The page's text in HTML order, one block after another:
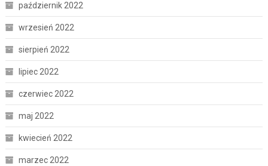
październik 2022
wrzesień 2022
sierpień 2022
lipiec 2022
czerwiec 2022
maj 2022
kwiecień 2022
marzec 2022